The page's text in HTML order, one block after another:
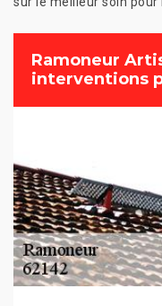
Ramoneur
interventions